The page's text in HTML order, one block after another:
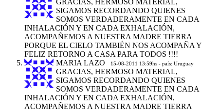
GRACIAS, HERMOSO MATERIAL,
SIGAMOS RECORDANDO QUIENES
SOMOS VERDADERAMENTE EN CADA
INHALACIÓN Y EN CADA EXHALACIÓN,
ACOMPAÑEMOS A NUESTRA MADRE TIERRA
PORQUE EL CIELO TAMBIÉN NOS ACOMPAÑA Y
FELIZ RETORNO A CASA PARA TODOS !!!!
MARIA LAZO
15-08-2011 13:59hs - país: Uruguay
GRACIAS, HERMOSO MATERIAL,
SIGAMOS RECORDANDO QUIENES
SOMOS VERDADERAMENTE EN CADA
INHALACIÓN Y EN CADA EXHALACIÓN,
ACOMPAÑEMOS A NUESTRA MADRE TIERRA